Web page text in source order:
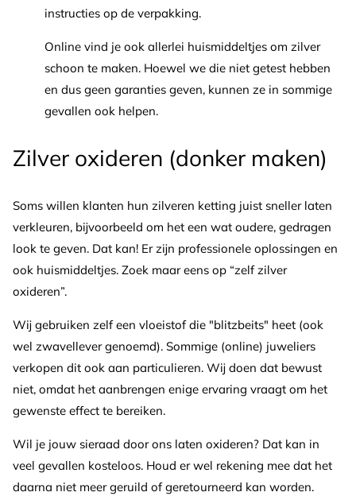
instructies op de verpakking.
Online vind je ook allerlei huismiddeltjes om zilver
schoon te maken. Hoewel we die niet getest hebben
en dus geen garanties geven, kunnen ze in sommige
gevallen ook helpen.
Zilver oxideren (donker maken)
Soms willen klanten hun zilveren ketting juist sneller laten
verkleuren, bijvoorbeeld om het een wat oudere, gedragen
look te geven. Dat kan! Er zijn professionele oplossingen en
ook huismiddeltjes. Zoek maar eens op “zelf zilver
oxideren”.
Wij gebruiken zelf een vloeistof die "blitzbeits" heet (ook
wel zwavellever genoemd). Sommige (online) juweliers
verkopen dit ook aan particulieren. Wij doen dat bewust
niet, omdat het aanbrengen enige ervaring vraagt om het
gewenste effect te bereiken.
Wil je jouw sieraad door ons laten oxideren? Dat kan in
veel gevallen kosteloos. Houd er wel rekening mee dat het
daarna niet meer geruild of geretourneerd kan worden.